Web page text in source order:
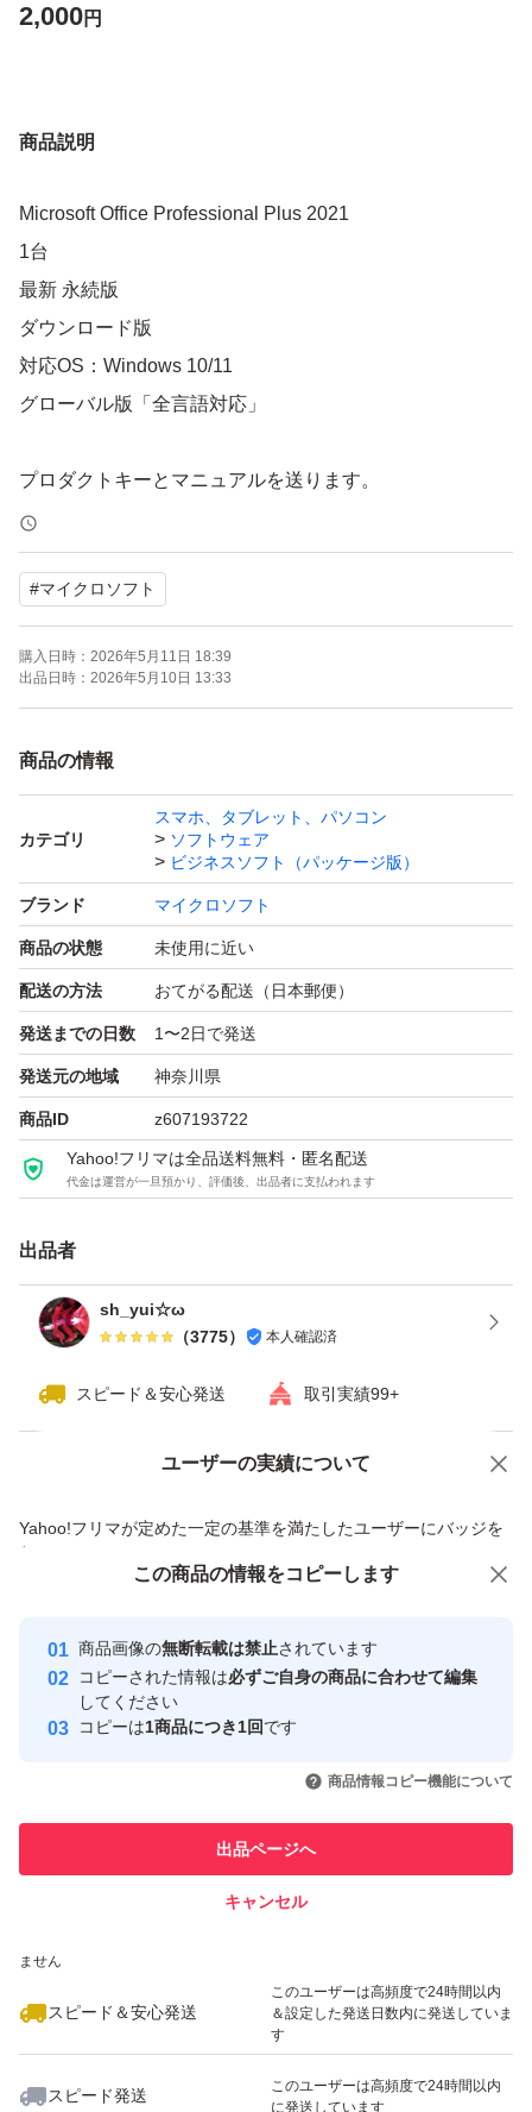
2,000円
商品説明
Microsoft Office Professional Plus 2021
1台
最新 永続版
ダウンロード版
対応OS：Windows 10/11
グローバル版「全言語対応」
プロダクトキーとマニュアルを送ります。
(安く供給のため、パッケージ及びカードは付きません。
ご了承の上、ご購入下さい。)
プロダクトキー入力ページ：
https://www.office.com/setup
マイクロソフトアカウントでサインイン、
キーを入力してソフトをダウンロードできます。
★オンラインで速やか、簡単にインストール（約30分～1
時間）★
Word 2021、Excel 2021、Outlook 2021、PowerPoint202
1、OneNote 2021、Access 2021、 Publisher 2021、Info
Path 2021、Microsoft Teamsの含まれるアプリケーション
を利用できます。
64 ビット版または 32 ビット版の Office バージョンを選
択する場合、インストール を選択し、希望の [言語とバー
ジョン] (64 または 32 ビット版) を選び、[インストール]
注：商品到着後、3日以内にインストールおよび認証をお
願いいたします。3日以内に認証の確認ができない場合
は、対応いたしかねますのでご了承ください。なお、操作
が可能な方に限り、認証完了後は永久保証とさせていただ
す。
#マイクロソフト
購入日時： 2026年5月11日 18:39
出品日時： 2026年5月10日 13:33
商品の情報
カテゴリ
スマホ、タブレット、パソコン
ソフトウェア
ビジネスソフト（パッケージ版）
ブランド マイクロソフト
商品の状態 未使用に近い
配送の方法 おてがる配送（日本郵便）
発送までの日数 1〜2日で発送
発送元の地域 神奈川県
商品ID z607193722
Yahoo!フリマは全品送料無料・匿名配送
代金は運営が一旦預かり、評価後、出品者に支払われます
出品者
sh_yui☆ω
（3775） 本人確認済
スピード＆安心発送 取引実績99+
ユーザーの実績について
Yahoo!フリマが定めた一定の基準を満たしたユーザーにバッジを
付与しています
安心取引出品者
心・安全なユーザーです
取引実績
引を完了させた実績があります
での取引実績があります
ません
スピード＆安心発送
このユーザーは高頻度で24時間以内
＆設定した発送日数内に発送していま
す
スピード発送
このユーザーは高頻度で24時間以内
に発送しています
価格の相談 商品への質問
この商品の情報をコピーします
商品画像の無断転載は禁止されています
コピーされた情報は必ずご自身の商品に合わせて編集
してください
コピーは1商品につき1回です
商品情報コピー機能について
出品ページへ
キャンセル
この商品をみている人にオススメ